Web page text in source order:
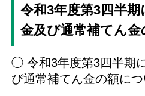
令和3年度第3四半
金及び通常補てん
◯ 令和3年度第3四半期
び通常補てん金の額につ